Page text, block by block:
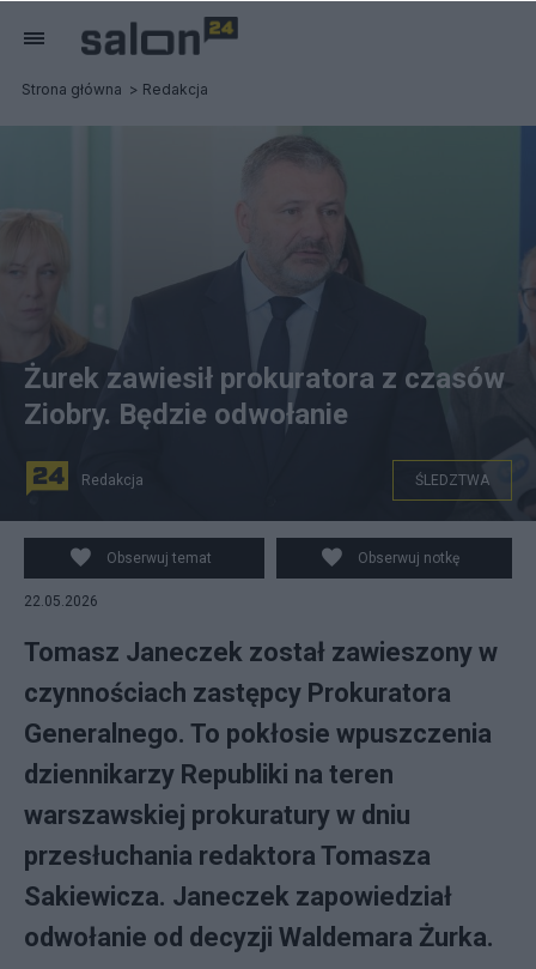
Strona główna Redakcja
Żurek zawiesił prokuratora z czasów
Ziobry. Będzie odwołanie
Redakcja ŚLEDZTWA
Obserwuj temat Obserwuj notkę
22.05.2026
Tomasz Janeczek został zawieszony w
czynnościach zastępcy Prokuratora
Generalnego. To pokłosie wpuszczenia
dziennikarzy Republiki na teren
warszawskiej prokuratury w dniu
przesłuchania redaktora Tomasza
Sakiewicza. Janeczek zapowiedział
odwołanie od decyzji Waldemara Żurka.